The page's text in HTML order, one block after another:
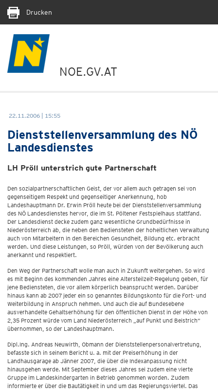
Drucken
NOE.GV.AT
22.11.2006 | 15:55
Dienststellenversammlung des NÖ
Landesdienstes
LH Pröll unterstrich gute Partnerschaft
Den sozialpartnerschaftlichen Geist, der vor allem auch getragen sei von
gegenseitigem Respekt und gegenseitiger Anerkennung, hob
Landeshauptmann Dr. Erwin Pröll heute bei der Dienststellenversammlung
des NÖ Landesdienstes hervor, die im St. Pöltener Festspielhaus stattfand.
Der Landesdienst decke zudem ganz wesentliche Grundbedürfnisse in
Niederösterreich ab, die neben den Bediensteten der hoheitlichen Verwaltung
auch von Mitarbeitern in den Bereichen Gesundheit, Bildung etc. erbracht
werden. Und diese Leistungen, so Pröll, würden von der Bevölkerung auch
anerkannt und respektiert.
Den Weg der Partnerschaft wolle man auch in Zukunft weitergehen. So wird
es mit Beginn des kommenden Jahres eine Altersteilzeit-Regelung geben, für
jene Bediensteten, die vor allem körperlich beansprucht werden. Darüber
hinaus kann ab 2007 jeder ein so genanntes Bildungskonto für die Fort- und
Weiterbildung in Anspruch nehmen. Und auch die auf Bundesebene
ausverhandelte Gehaltserhöhung für den öffentlichen Dienst in der Höhe von
2,35 Prozent würde vom Land Niederösterreich „auf Punkt und Beistrich“
übernommen, so der Landeshauptmann.
Dipl.Ing. Andreas Neuwirth, Obmann der Dienststellenpersonalvertretung,
befasste sich in seinem Bericht u. a. mit der Preiserhöhung in der
Landhausgarage ab Jänner 2007, die über die Indexanpassung nicht
hinausgehen werde. Mit September dieses Jahres sei zudem eine vierte
Gruppe im Landeskindergarten in Betrieb genommen worden. Zudem
informierte er über die Bautätigkeit in und um das Regierungsviertel. Das